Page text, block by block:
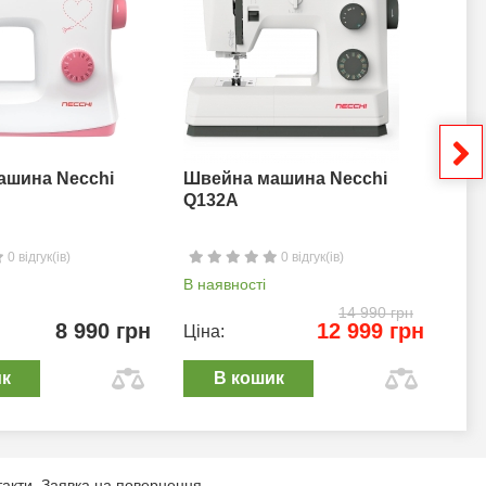
Necchi
0 відгук(ів)
8 990 грн
Швейна машина Necchi
Q132A
0 відгук(ів)
В наявності
14 990 грн
Ціна: 12 999 грн
В кошик